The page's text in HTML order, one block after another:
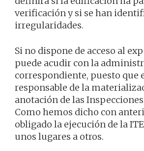
verificación y si se han
irregularidades.
Si no dispone de acceso al
puede acudir con la
correspondiente, puesto que
responsable de la
anotación de las
Como hemos dicho con
obligado la ejecución de la
unos lugares a otros.